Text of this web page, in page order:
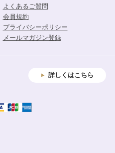
よくあるご質問
会員規約
プライバシーポリシー
メールマガジン登録
詳しくはこちら